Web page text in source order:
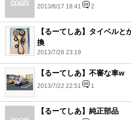
2013/8/17 18:41 2
【るーてしあ】タイベル
換
2013/7/28 23:19
【るーてしあ】不審な車w
2013/7/22 22:51 1
【るーてしあ】純正部品